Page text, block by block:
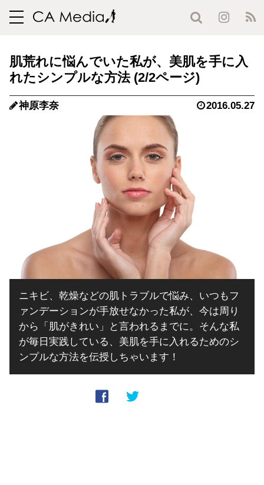
toggle
肌荒れに悩んでいた私が、美肌を手に入
れたシンプルな方法 (2/2ページ)
神原李奈 2016.05.27
ニキビ、乾燥などの肌トラブルで悩み、いつもフ
ァンデーションが手放せなかった私が、今は周り
から「肌がきれい」と言われるまでに。そんな私
が毎日実践している、美肌を手に入れるためのシ
ンプルな方法を伝授しちゃいます！